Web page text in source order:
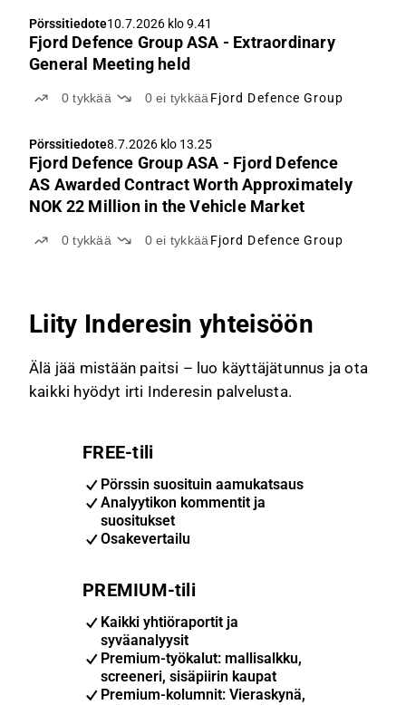
Pörssitiedote10.7.2026 klo 9.41
Fjord Defence Group ASA - Extraordinary
General Meeting held
0tykkää 0ei tykkää Fjord Defence Group
Pörssitiedote8.7.2026 klo 13.25
Fjord Defence Group ASA - Fjord Defence
AS Awarded Contract Worth Approximately
NOK 22 Million in the Vehicle Market
0tykkää 0ei tykkää Fjord Defence Group
Liity Inderesin yhteisöön
Älä jää mistään paitsi – luo käyttäjätunnus ja ota
kaikki hyödyt irti Inderesin palvelusta.
FREE-tili
Pörssin suosituin aamukatsaus
Analyytikon kommentit ja
suositukset
Osakevertailu
PREMIUM-tili
Kaikki yhtiöraportit ja
syväanalyysit
Premium-työkalut: mallisalkku,
screeneri, sisäpiirin kaupat
Premium-kolumnit: Vieraskynä,